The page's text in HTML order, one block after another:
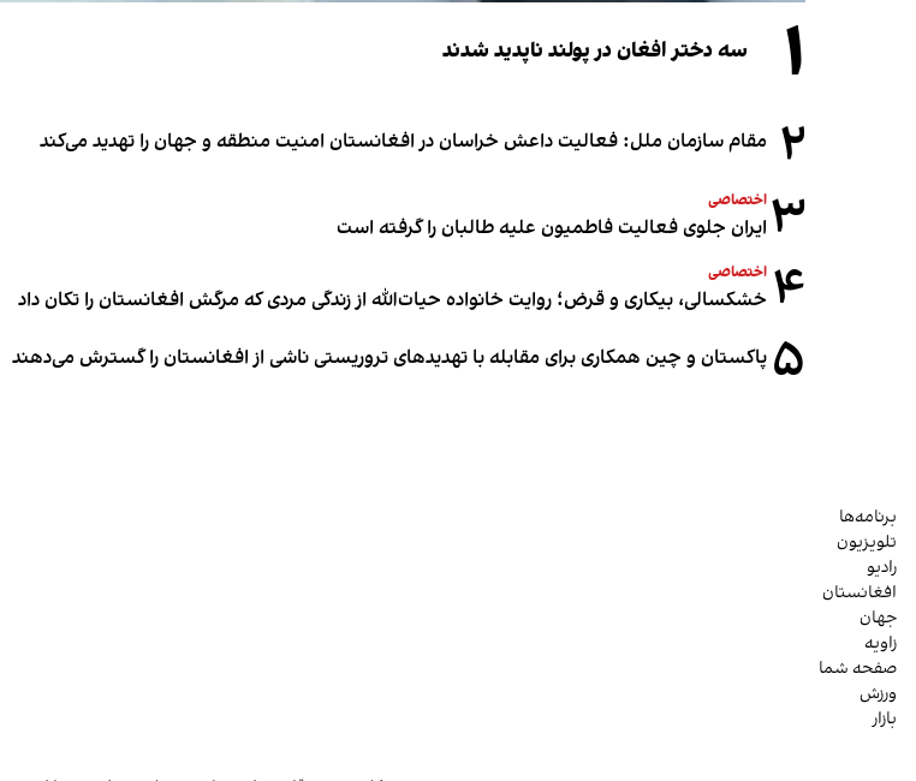
۱ سه دختر افغان در پولند ناپدید شدند
۲ مقام سازمان ملل: فعالیت داعش خراسان در افغانستان امنیت منطقه و جهان را تهدید می‌کند
۳ اختصاصی
ایران جلوی فعالیت فاطمیون علیه طالبان را گرفته است
۴ اختصاصی
خشکسالی، بیکاری و قرض؛ روایت خانواده حیات‌الله از زندگی مردی که مرگش افغانستان را تکان داد
۵ پاکستان و چین همکاری برای مقابله با تهدیدهای تروریستی ناشی از افغانستان را گسترش می‌دهند
برنامه‌ها
تلویزیون
رادیو
افغانستان
جهان
زاویه
صفحه شما
ورزش
بازار